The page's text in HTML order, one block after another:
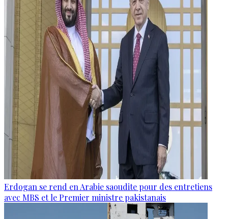
Erdogan se rend en Arabie saoudite pour des entretiens
avec MBS et le Premier ministre pakistanais